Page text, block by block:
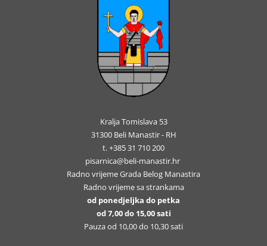
Kralja Tomislava 53
31300 Beli Manastir - RH
t. +385 31 710 200
pisarnica@beli-manastir.hr
Radno vrijeme Grada Belog Manastira
Radno vrijeme sa strankama
od ponedjeljka do petka
od 7,00 do 15,00 sati
Pauza od 10,00 do 10,30 sati